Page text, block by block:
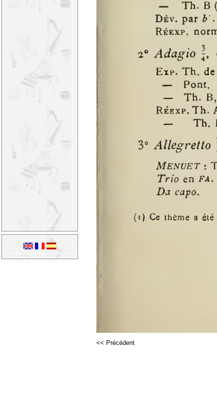
<< Précédent